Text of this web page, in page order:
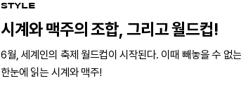
STYLE
시계와 맥주의 조합, 그리고 월드컵!
6월, 세계인의 축제 월드컵이 시작된다. 이때 빼놓을 수 없
한눈에 읽는 시계와 맥주!